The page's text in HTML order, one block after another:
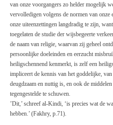
van onze voorgangers zo helder mogelijk
vervolledigen volgens de normen van
onze uiteenzettingen langdradig te zijn,
toegelaten de studie der wijsbegeerte
de naam van religie, waarvan zij geheel
persoonlijke doeleinden en eerzucht
heiligschennend kenmerkt, is zelf een
impliceert de kennis van het goddelijke,
deugdzaam en nuttig is, en ook de
tegengestelde te schuwen.
’Dit,’ schreef al-Kindi, ‘is precies wat de
hebben.’ (Fakhry, p.71).